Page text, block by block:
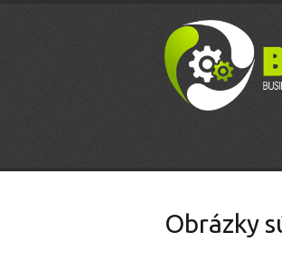
Obrázky